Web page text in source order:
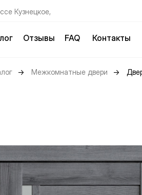
Кузнецкое,
Отзывы FAQ Контакты
→ Межкомнатные двери →